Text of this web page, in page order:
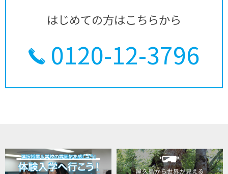
はじめての方はこちらから
0120-12-3796